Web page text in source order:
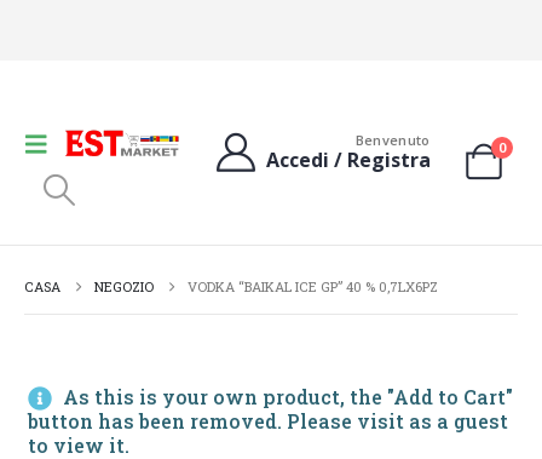
Benvenuto
Accedi / Registra 0
CASA NEGOZIO VODKA “BAIKAL ICE GP” 40 % 0,7LX6PZ
As this is your own product, the "Add to Cart"
button has been removed. Please visit as a guest
to view it.